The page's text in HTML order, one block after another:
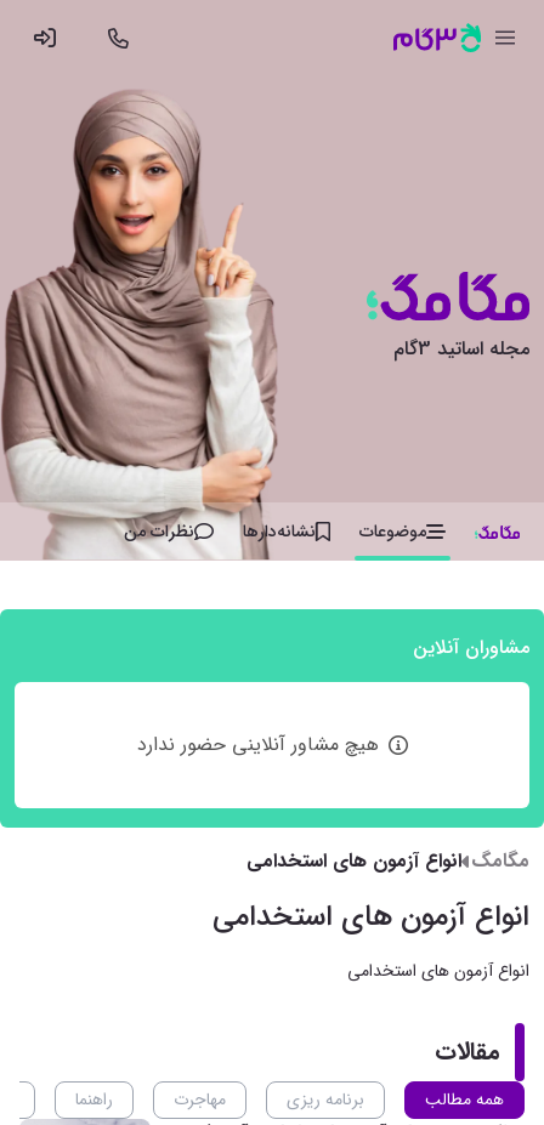
مجله اساتید 3گام
موضوعات نشانه‌دار‌ها نظرات من
مشاوران آنلاین
هیچ مشاور آنلاینی حضور ندارد
مگامگ انواع آزمون های استخدامی
انواع آزمون های استخدامی
انواع آزمون های استخدامی
مقالات
همه مطالب برنامه ریزی مهاجرت راهنما